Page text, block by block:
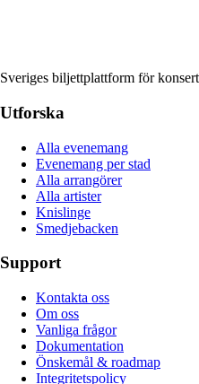
Sveriges biljettplattform för
Utforska
Alla evenemang
Evenemang per stad
Alla arrangörer
Alla artister
Knislinge
Smedjebacken
Support
Kontakta oss
Om oss
Vanliga frågor
Dokumentation
Önskemål & roadmap
Integritetspolicy